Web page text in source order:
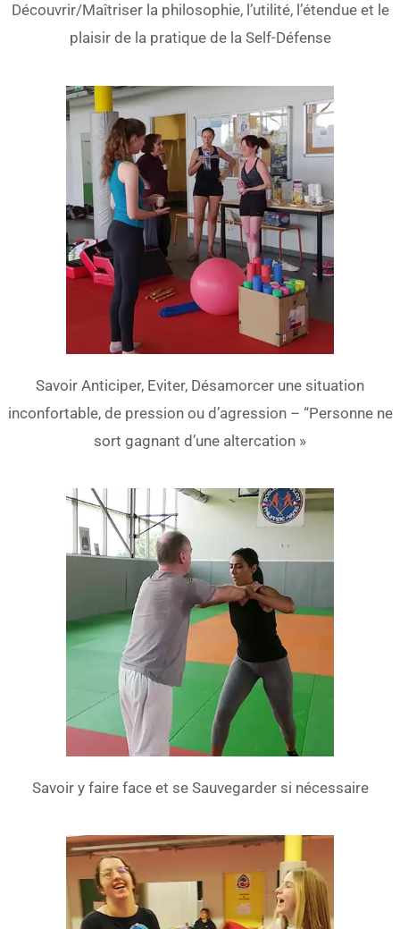
Découvrir/Maîtriser la philosophie, l’utilité, l’étendue et le
plaisir de la pratique de la Self-Défense
Savoir Anticiper, Eviter, Désamorcer une situation
inconfortable, de pression ou d’agression – “Personne ne
sort gagnant d’une altercation »
Savoir y faire face et se Sauvegarder si nécessaire